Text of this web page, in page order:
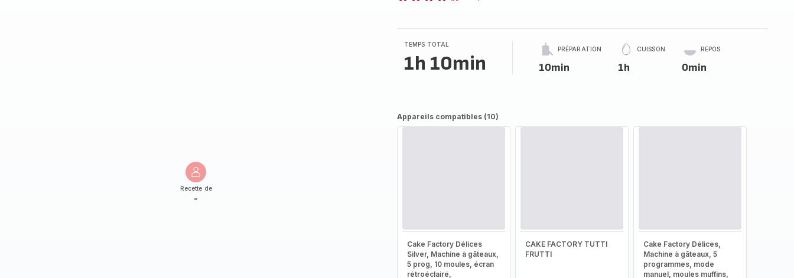
Recette de
-
TEMPS TOTAL
1h 10min
PRÉPARATION
10min
CUISSON
1h
REPOS
0min
Appareils compatibles (10)
Cake Factory Délices
Silver, Machine à gâteaux,
5 prog, 10 moules, écran
rétroéclairé,
CAKE FACTORY TUTTI
FRUTTI
Cake Factory Délices,
Machine à gâteaux, 5
programmes, mode
manuel, moules muffins,